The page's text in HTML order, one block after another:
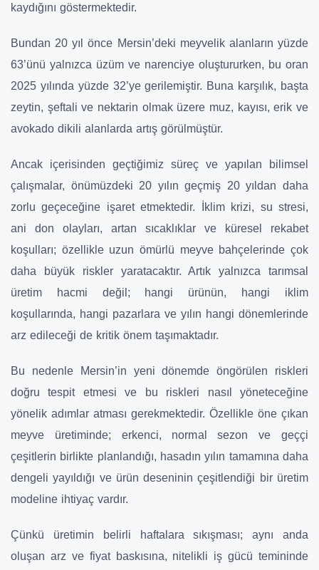
kaydığını göstermektedir.
Bundan 20 yıl önce Mersin’deki meyvelik alanların yüzde
63’ünü yalnızca üzüm ve narenciye oluştururken, bu oran
2025 yılında yüzde 32’ye gerilemiştir. Buna karşılık, başta
zeytin, şeftali ve nektarin olmak üzere muz, kayısı, erik ve
avokado dikili alanlarda artış görülmüştür.
Ancak içerisinden geçtiğimiz süreç ve yapılan bilimsel
çalışmalar, önümüzdeki 20 yılın geçmiş 20 yıldan daha
zorlu geçeceğine işaret etmektedir. İklim krizi, su stresi,
ani don olayları, artan sıcaklıklar ve küresel rekabet
koşulları; özellikle uzun ömürlü meyve bahçelerinde çok
daha büyük riskler yaratacaktır. Artık yalnızca tarımsal
üretim hacmi değil; hangi ürünün, hangi iklim
koşullarında, hangi pazarlara ve yılın hangi dönemlerinde
arz edileceği de kritik önem taşımaktadır.
Bu nedenle Mersin’in yeni dönemde öngörülen riskleri
doğru tespit etmesi ve bu riskleri nasıl yöneteceğine
yönelik adımlar atması gerekmektedir. Özellikle öne çıkan
meyve üretiminde; erkenci, normal sezon ve geççi
çeşitlerin birlikte planlandığı, hasadın yılın tamamına daha
dengeli yayıldığı ve ürün deseninin çeşitlendiği bir üretim
modeline ihtiyaç vardır.
Çünkü üretimin belirli haftalara sıkışması; aynı anda
oluşan arz ve fiyat baskısına, nitelikli iş gücü temininde